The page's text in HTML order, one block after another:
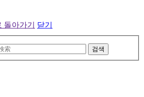
돌아가기
닫기
검색